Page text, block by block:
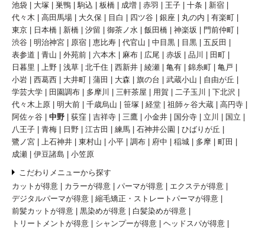
池袋
大塚 巣鴨 駒込 板橋 成増 赤羽 王子 十条
新宿
代々木
高田馬場 大久保 目白 四ツ谷 銀座 丸の内
有楽町
東京
日本橋 新橋 汐留 御茶ノ水 飯田橋 神楽坂
門前仲町
渋谷
明治神宮 原宿 恵比寿 代官山 中目黒 目黒
五反田
表参道
青山 外苑前 六本木 麻布 広尾 赤坂 品川
田町
日暮里
上野 浅草 北千住 西新井 綾瀬 亀有 錦糸町
亀戸
小岩
西葛西 大井町 蒲田 大森 旗の台 武蔵小山
自由が丘
学芸大学
田園調布 多摩川 三軒茶屋 用賀 二子玉川
下北沢
代々木上原
明大前 千歳烏山 笹塚 経堂 祖師ヶ谷大蔵
高円寺
阿佐ヶ谷
中野 荻窪 吉祥寺 三鷹 小金井 国分寺 立川
国立
八王子
青梅 日野 江古田 練馬 石神井公園
ひばりが丘
鷺ノ宮
上石神井 東村山 小平 調布 府中 稲城 多摩
町田
成瀬
伊豆諸島 小笠原
こだわりメニューから探す
カットが得意
カラーが得意 パーマが得意
エクステが得意
デジタルパーマが得意
縮毛矯正・ストレートパーマが得意
前髪カットが得意
黒染めが得意
白髪染めが得意
トリートメントが得意
シャンプーが得意
ヘッドスパが得意